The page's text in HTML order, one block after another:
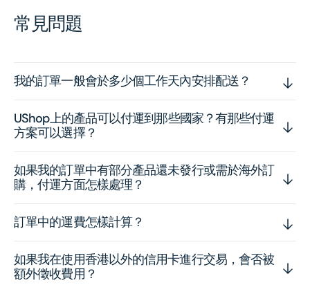
常見問題
我的訂單一般會於多少個工作天內安排配送？
UShop上的產品可以付運到那些國家？有那些付運
方案可以選擇？
如果我的訂單中有部分產品還未發行或需於海外訂
購，付運方面怎樣處理？
訂單中的運費怎樣計算？
如果我在使用香港以外的信用卡進行交易，會否被
額外徵收費用？